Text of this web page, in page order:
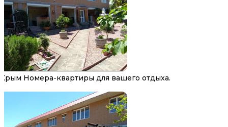
Крым Номера-квартиры для вашего отдыха.